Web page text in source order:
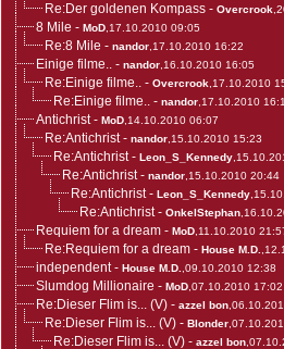
Re:Der goldenen Kompass - Overcrook
8 Mile - MoD ,17.10.2010 09:05
Re:8 Mile - nandor ,17.10.2010 16:22
Einige filme.. - nandor ,16.10.2010 16:05
Re:Einige filme.. - Overcrook ,17.10.2010
Re:Einige filme.. - nandor ,17.10.2010
Antichrist- MoD ,14.10.2010 06:07
Re:Antichrist- nandor ,15.10.2010 15:23
Re:Antichrist- Leon_S_Kennedy
Re:Antichrist- nandor ,15.10.2010 20:44
Re:Antichrist- Leon_S_Kennedy
Re:Antichrist- OnkelStephan
Requiem for a dream - MoD ,11.10.2010
Re:Requiem for a dream - House M.D.
independent- House M.D. ,09.10.2010 12:38
Slumdog Millionaire - MoD ,07.10.2010 17:02
Re:Dieser Flim is... (V) - azzel bon
Re:Dieser Flim is... (V) - Blonder
Re:Dieser Flim is... (V) - azzel bon